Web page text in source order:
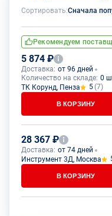
Сортировать:Сначала
Рекомендуем
5 874 ₽
Доставка: от 96 дней
Количество на складе: 0
ТК Корунд, Пенза
5(7)
В КОРЗИНУ
28 367 ₽
Доставка: от 74 дней
Инструмент 3Д, Москва
В КОРЗИНУ